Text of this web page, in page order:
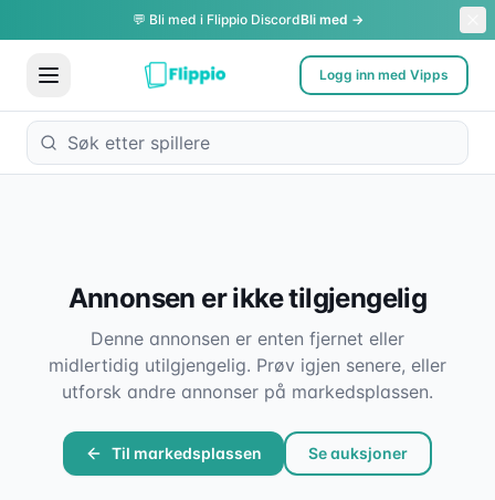
💬 Bli med i Flippio DiscordBli med →
Logg inn med Vipps
Annonsen er ikke tilgjengelig
Denne annonsen er enten fjernet eller
midlertidig utilgjengelig. Prøv igjen senere, eller
utforsk andre annonser på markedsplassen.
Til markedsplassen Se auksjoner